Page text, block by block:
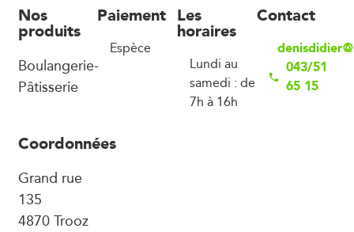
Nos
produits
Boulangerie-
Pâtisserie
Paiement
Espèce
Les
horaires
Lundi au
samedi : de
7h à 16h
Contact
043/51
65 15
Coordonnées
Grand rue
135
4870 Trooz